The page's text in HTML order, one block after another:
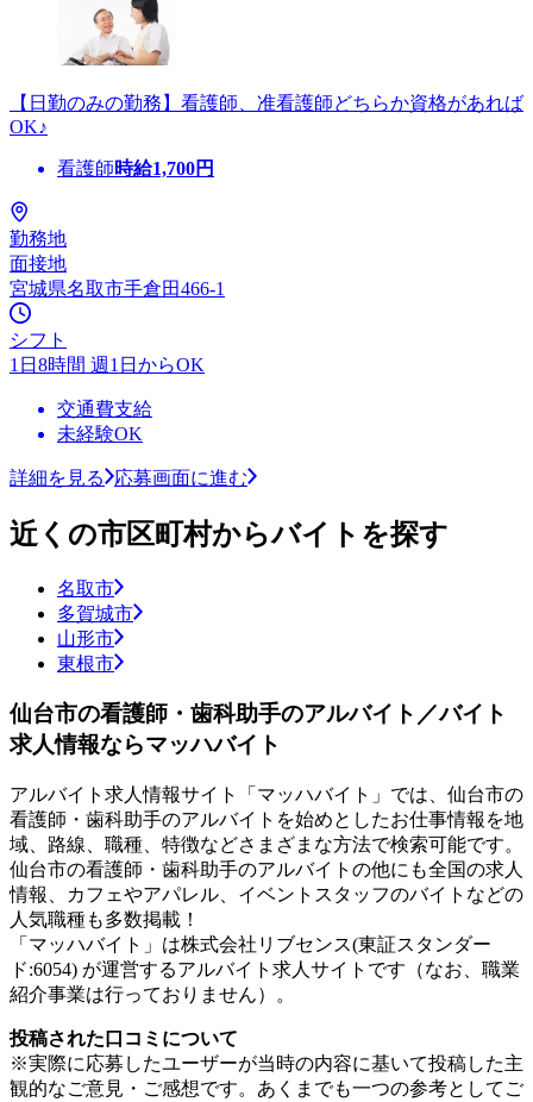
【日勤のみの勤務】看護師、准看護師どちらか資格があれば
OK♪
看護師時給1,700円
勤務地
面接地
宮城県名取市手倉田466-1
シフト
1日8時間 週1日からOK
交通費支給
未経験OK
詳細を見る 応募画面に進む
近くの市区町村からバイトを探す
名取市
多賀城市
山形市
東根市
仙台市の看護師・歯科助手のアルバイト／バイト
求人情報ならマッハバイト
アルバイト求人情報サイト「マッハバイト」では、仙台市の
看護師・歯科助手のアルバイトを始めとしたお仕事情報を地
域、路線、職種、特徴などさまざまな方法で検索可能です。
仙台市の看護師・歯科助手のアルバイトの他にも全国の求人
情報、カフェやアパレル、イベントスタッフのバイトなどの
人気職種も多数掲載！
「マッハバイト」は株式会社リブセンス(東証スタンダー
ド:6054) が運営するアルバイト求人サイトです（なお、職業
紹介事業は行っておりません）。
投稿された口コミについて
※実際に応募したユーザーが当時の内容に基いて投稿した主
観的なご意見・ご感想です。あくまでも一つの参考としてご